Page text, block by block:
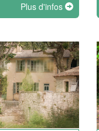
pleine nature.
Plus d'infos